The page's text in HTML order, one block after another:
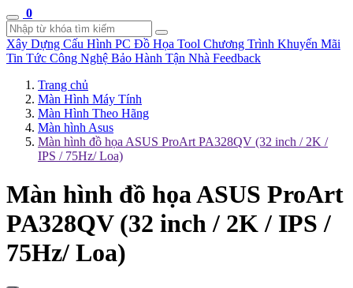
0
Xây Dựng Cấu Hình PC Đồ Họa Tool Chương Trình Khuyến Mãi
Tin Tức Công Nghệ Bảo Hành Tận Nhà Feedback
Trang chủ
Màn Hình Máy Tính
Màn Hình Theo Hãng
Màn hình Asus
Màn hình đồ họa ASUS ProArt PA328QV (32 inch / 2K /
IPS / 75Hz/ Loa)
Màn hình đồ họa ASUS ProArt
PA328QV (32 inch / 2K / IPS /
75Hz/ Loa)